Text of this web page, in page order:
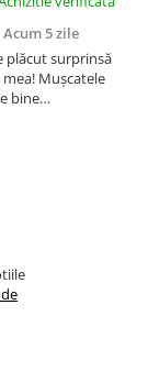
Acum 5 zile
plăcut surprinsă
Mușcatele
bine
vede că au fost